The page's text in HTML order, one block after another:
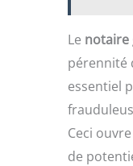
Le notaire
pérennité
essentiel
Ceci
de